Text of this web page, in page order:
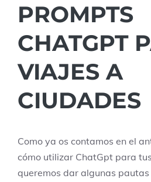
PROMPTS
CHATGPT
VIAJES A
CIUDADES
Como ya os contamos en el
cómo utilizar ChatGpt para
queremos dar algunas